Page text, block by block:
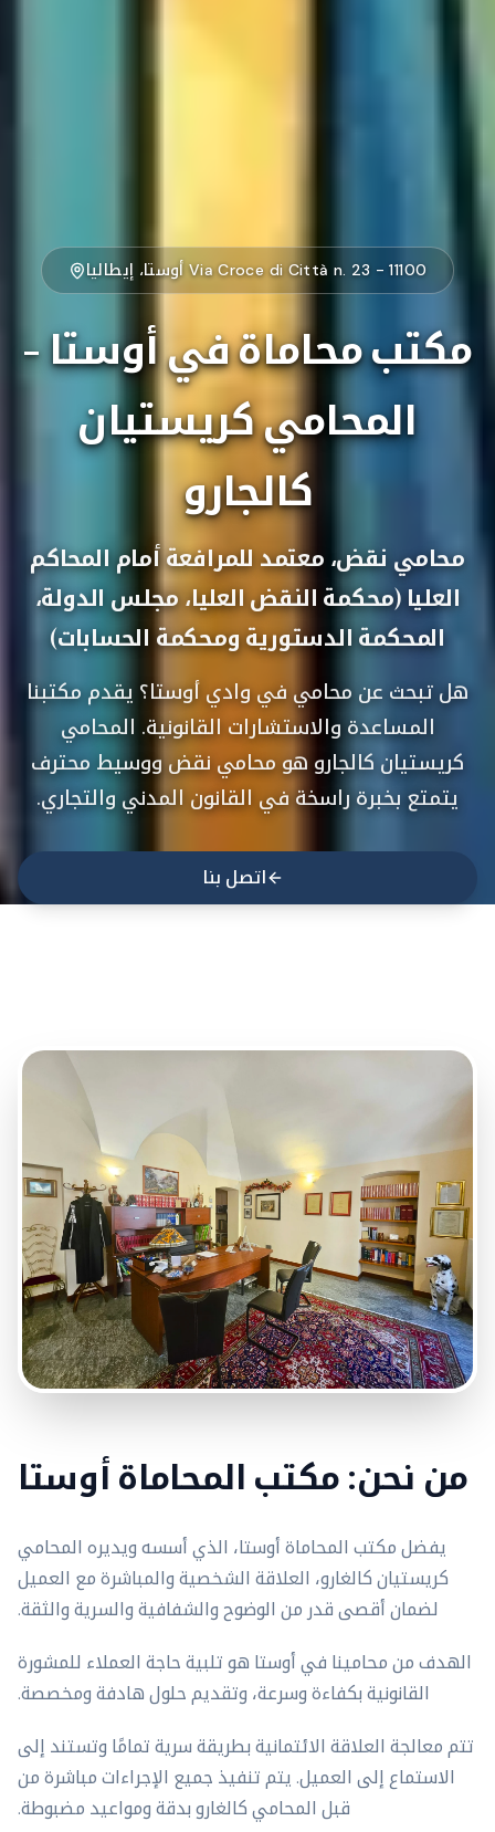
Via Croce di Città n. 23 - 11100 أوستا، إيطاليا
مكتب محاماة في أوستا -
المحامي كريستيان
كالجارو
محامي نقض، معتمد للمرافعة أمام المحاكم
العليا (محكمة النقض العليا، مجلس الدولة،
المحكمة الدستورية ومحكمة الحسابات)
هل تبحث عن محامي في وادي أوستا؟ يقدم مكتبنا
المساعدة والاستشارات القانونية. المحامي
كريستيان كالجارو هو محامي نقض ووسيط محترف
يتمتع بخبرة راسخة في القانون المدني والتجاري.
اتصل بنا
من نحن: مكتب المحاماة أوستا
يفضل مكتب المحاماة أوستا، الذي أسسه ويديره المحامي
كريستيان كالغارو، العلاقة الشخصية والمباشرة مع العميل
لضمان أقصى قدر من الوضوح والشفافية والسرية والثقة.
الهدف من محامينا في أوستا هو تلبية حاجة العملاء للمشورة
القانونية بكفاءة وسرعة، وتقديم حلول هادفة ومخصصة.
تتم معالجة العلاقة الائتمانية بطريقة سرية تمامًا وتستند إلى
الاستماع إلى العميل. يتم تنفيذ جميع الإجراءات مباشرة من
قبل المحامي كالغارو بدقة ومواعيد مضبوطة.